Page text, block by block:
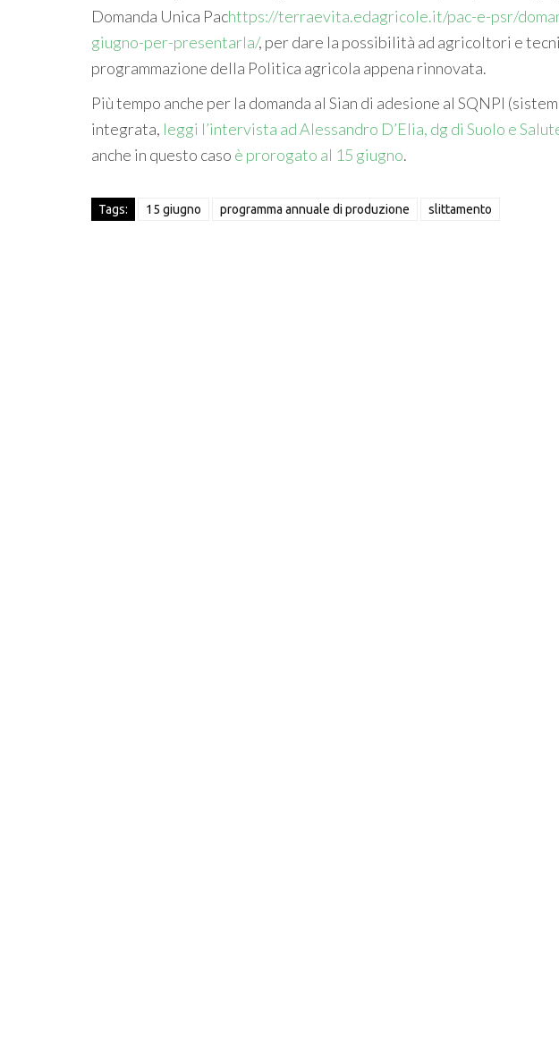
Domanda Unica Pachttps://terraevita.edagricole.it/pac-e-psr/
giugno-per-presentarla/, per dare la possibilità ad agricoltori e
programmazione della Politica agricola appena rinnovata.
Più tempo anche per la domanda al Sian di adesione al SQNPI
integrata, leggi l’intervista ad Alessandro D’Elia, dg di Suolo e
anche in questo caso è prorogato al 15 giugno.
Tags: 15 giugno programma annuale di produzione slittamento